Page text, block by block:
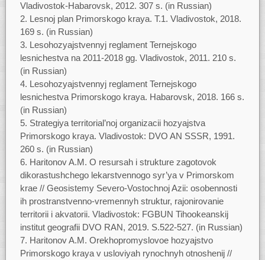
Vladivostok-Habarovsk, 2012. 307 s. (in Russian)
Lesnoj plan Primorskogo kraya. T.1. Vladivostok, 2018.
169 s. (in Russian)
Lesohozyajstvennyj reglament Ternejskogo
lesnichestva na 2011-2018 gg. Vladivostok, 2011. 210 s.
(in Russian)
Lesohozyajstvennyj reglament Ternejskogo
lesnichestva Primorskogo kraya. Habarovsk, 2018. 166 s.
(in Russian)
Strategiya territorial’noj organizacii hozyajstva
Primorskogo kraya. Vladivostok: DVO AN SSSR, 1991.
260 s. (in Russian)
Haritonov A.M. O resursah i strukture zagotovok
dikorastushchego lekarstvennogo syr’ya v Primorskom
krae // Geosistemy Severo-Vostochnoj Azii: osobennosti
ih prostranstvenno-vremennyh struktur, rajonirovanie
territorii i akvatorii. Vladivostok: FGBUN Tihookeanskij
institut geografii DVO RAN, 2019. S.522-527. (in Russian)
Haritonov A.M. Orekhopromyslovoe hozyajstvo
Primorskogo kraya v usloviyah rynochnyh otnoshenij //